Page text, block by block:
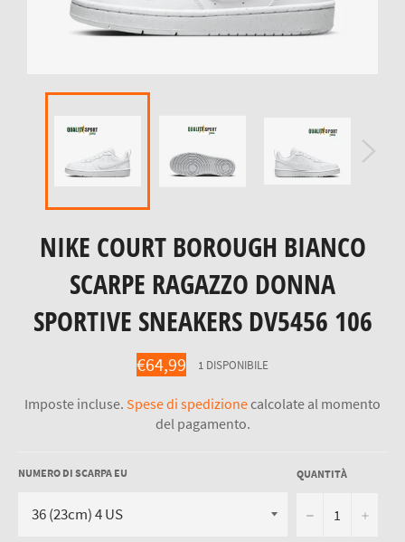
NIKE COURT BOROUGH BIANCO
SCARPE RAGAZZO DONNA
SPORTIVE SNEAKERS DV5456 106
Prezzo
di
€64,99 1 DISPONIBILE
Imposte incluse. Spese di spedizionecalcolate al momento
del pagamento.
NUMERO DI SCARPA EU QUANTITÀ
− +